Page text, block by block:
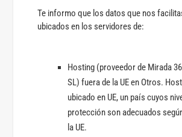
Te informo que los datos que nos
ubicados en los servidores de:
Hosting (proveedor de Mirada
SL) fuera de la UE en Otros.
ubicado en UE, un país cuyos
protección son adecuados
la UE.